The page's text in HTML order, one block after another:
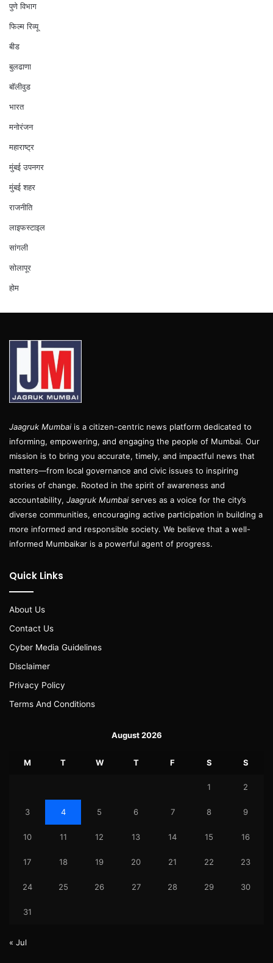
पुणे विभाग
फिल्म रिव्यू
बीड
बुलढाणा
बॉलीवुड
भारत
मनोरंजन
महाराष्ट्र
मुंबई उपनगर
मुंबई शहर
राजनीति
लाइफस्टाइल
सांगली
सोलापूर
होम
Jaagruk Mumbai is a citizen-centric news platform dedicated to
informing, empowering, and engaging the people of Mumbai. Our
mission is to bring you accurate, timely, and impactful news that
matters—from local governance and civic issues to inspiring
stories of change. Rooted in the spirit of awareness and
accountability, Jaagruk Mumbai serves as a voice for the city’s
diverse communities, encouraging active participation in building a
more informed and responsible society. We believe that a well-
informed Mumbaikar is a powerful agent of progress.
Quick Links
About Us
Contact Us
Cyber Media Guidelines
Disclaimer
Privacy Policy
Terms And Conditions
August 2026
M T W T F S S
1 2
3 4 5 6 7 8 9
10 11 12 13 14 15 16
17 18 19 20 21 22 23
24 25 26 27 28 29 30
31
« Jul